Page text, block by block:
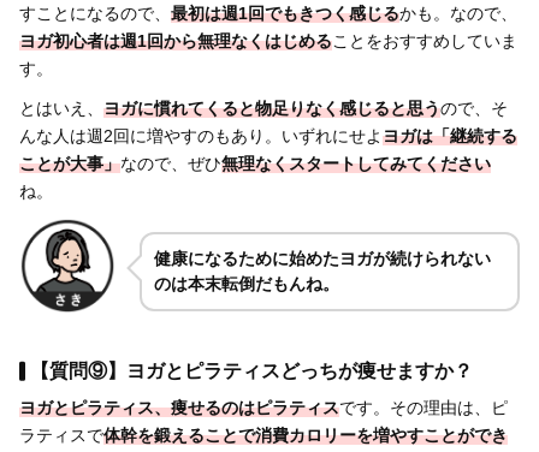
すことになるので、 最初は週1回でもきつく感じるかも。なので、
ヨガ初心者は週1回から無理なくはじめることをおすすめしていま
す。
とはいえ、 ヨガに慣れてくると物足りなく感じると思うので、そ
んな人は週2回に増やすのもあり。いずれにせよヨガは「継続する
ことが大事」なので、ぜひ無理なくスタートしてみてください
ね。
健康になるために始めたヨガが続けられない
のは本末転倒だもんね。
【質問⑨】ヨガとピラティスどっちが痩せますか？
ヨガとピラティス、痩せるのはピラティスです。その理由は、ピ
ラティスで体幹を鍛えることで消費カロリーを増やすことができ